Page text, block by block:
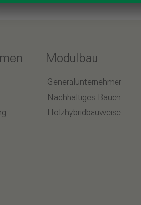
Modulbau
Generalunternehmer
Nachhaltiges Bauen
Holzhybridbauweise